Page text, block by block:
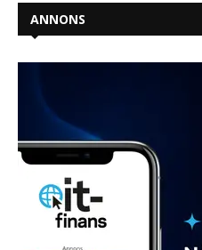
ANNONS